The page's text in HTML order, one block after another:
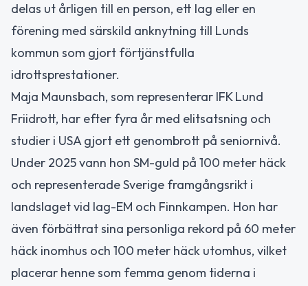
delas ut årligen till en person, ett lag eller en
förening med särskild anknytning till Lunds
kommun som gjort förtjänstfulla
idrottsprestationer.
Maja Maunsbach, som representerar IFK Lund
Friidrott, har efter fyra år med elitsatsning och
studier i USA gjort ett genombrott på seniornivå.
Under 2025 vann hon SM-guld på 100 meter häck
och representerade Sverige framgångsrikt i
landslaget vid lag-EM och Finnkampen. Hon har
även förbättrat sina personliga rekord på 60 meter
häck inomhus och 100 meter häck utomhus, vilket
placerar henne som femma genom tiderna i